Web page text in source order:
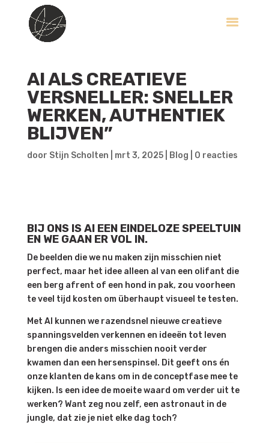
AI ALS CREATIEVE
VERSNELLER: SNELLER
WERKEN, AUTHENTIEK
BLIJVEN”
door Stijn Scholten mrt 3, 2025| Blog 0 reacties
BIJ ONS IS AI EEN EINDELOZE SPEELTUIN
EN WE GAAN ER VOL IN.
De beelden die we nu maken zijn misschien niet
perfect, maar het idee alleen al van een olifant die
een berg afrent of een hond in pak, zou voorheen
te veel tijd kosten om überhaupt visueel te testen.
Met AI kunnen we razendsnel nieuwe creatieve
spanningsvelden verkennen en ideeën tot leven
brengen die anders misschien nooit verder
kwamen dan een hersenspinsel. Dit geeft ons én
onze klanten de kans om in de conceptfase mee te
kijken. Is een idee de moeite waard om verder uit te
werken? Want zeg nou zelf, een astronaut in de
jungle, dat zie je niet elke dag toch?